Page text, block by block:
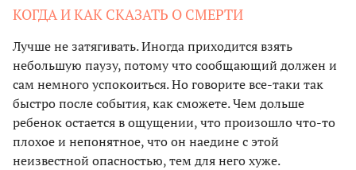
КОГДА И КАК СКАЗАТЬ О СМЕРТИ
Лучше не затягивать. Иногда приходится взять
небольшую паузу, потому что сообщающий должен и
сам немного успокоиться. Но говорите все-таки так
быстро после события, как сможете. Чем дольше
ребенок остается в ощущении, что произошло что-то
плохое и непонятное, что он наедине с этой
неизвестной опасностью, тем для него хуже.